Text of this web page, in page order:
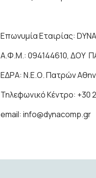
Επωνυμία Εταιρίας:
Α.Φ.Μ.: 094144610, ΔΟΥ
ΕΔΡΑ: Ν.Ε.Ο. Πατρών
Τηλεφωνικό Κέντρο: +30
email: info@dynacomp.gr